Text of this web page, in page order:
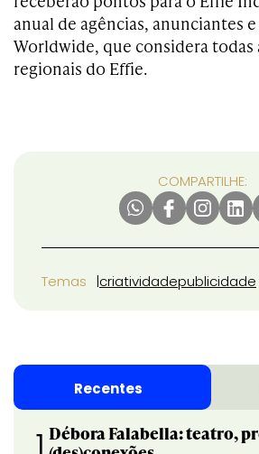
anual de agências, anunciantes
Worldwide, que considera todas
regionais do Effie.
COMPARTILHE:
Temas criatividadepublicidade
Recentes
Débora Falabella: teatro,